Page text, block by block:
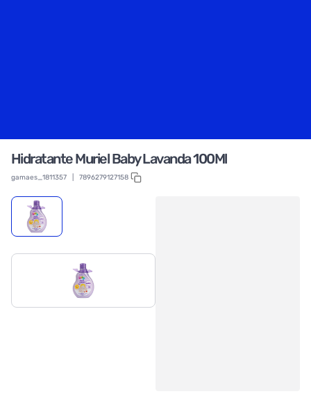
Hidratante Muriel Baby Lavanda 100Ml
gamaes_1811357 7896279127158